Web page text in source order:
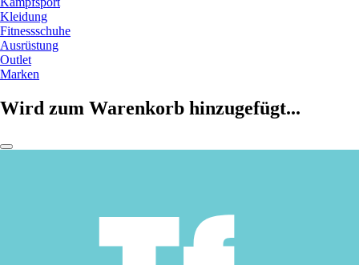
Kleidung
Fitnessschuhe
Ausrüstung
Outlet
Marken
Wird zum Warenkorb hinzugefügt...